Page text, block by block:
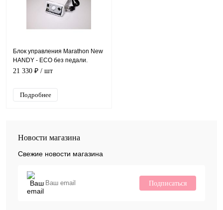
Блок управления Marathon New
HANDY - ECO без педали.
21 330 ₽ / шт
Подробнее
Новости магазина
Свежие новости магазина
Подписаться